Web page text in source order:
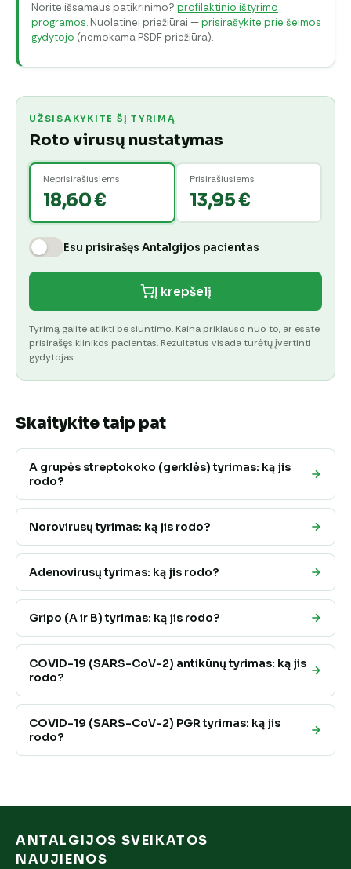
Norite išsamaus patikrinimo? profilaktinio ištyrimo
programos. Nuolatinei priežiūrai —prisirašykite prie šeimos
gydytojo (nemokama PSDF priežiūra).
UŽSISAKYKITE ŠĮ TYRIMĄ
Roto virusų nustatymas
Neprisirašiusiems
18,60 €
Prisirašiusiems
13,95 €
Esu prisirašęs Antalgijos pacientas
Į krepšelį
Tyrimą galite atlikti be siuntimo. Kaina priklauso nuo to, ar esate
prisirašęs klinikos pacientas. Rezultatus visada turėtų įvertinti
gydytojas.
Skaitykite taip pat
A grupės streptokoko (gerklės) tyrimas: ką jis
rodo?
Norovirusų tyrimas: ką jis rodo?
Adenovirusų tyrimas: ką jis rodo?
Gripo (A ir B) tyrimas: ką jis rodo?
COVID-19 (SARS-CoV-2) antikūnų tyrimas: ką jis
rodo?
COVID-19 (SARS-CoV-2) PGR tyrimas: ką jis
rodo?
ANTALGIJOS SVEIKATOS
NAUJIENOS